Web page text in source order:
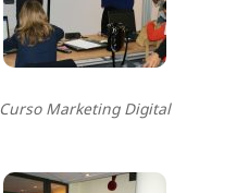
Curso Marketing Digital